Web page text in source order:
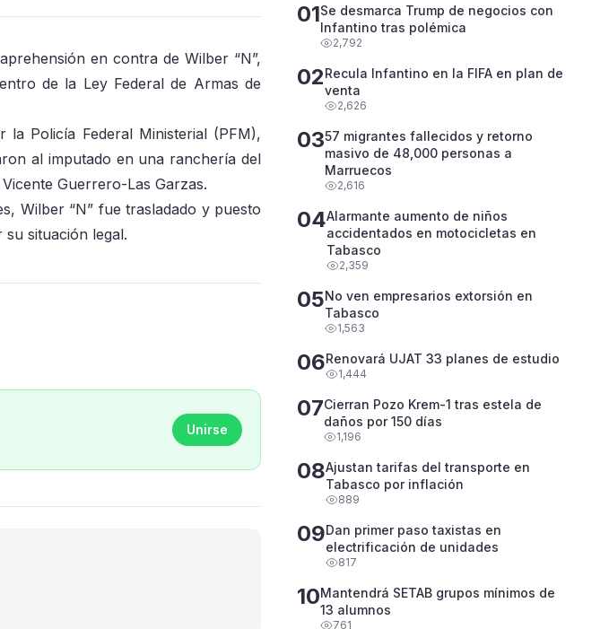
en contra de Wilber “N”,
de la Ley Federal de Armas de
Policía Federal Ministerial (PFM),
al imputado en una ranchería del
Guerrero-Las Garzas.
Wilber “N” fue trasladado y puesto
situación legal.
Unirse
01Se desmarca Trump de negocios con
Infantino tras polémica
2,792
02Recula Infantino en la FIFA en plan de
venta
2,626
0357 migrantes fallecidos y retorno
masivo de 48,000 personas a
Marruecos
2,616
04Alarmante aumento de niños
accidentados en motocicletas en
Tabasco
2,359
05No ven empresarios extorsión en
Tabasco
1,563
06Renovará UJAT 33 planes de estudio
1,444
07Cierran Pozo Krem-1 tras estela de
daños por 150 días
1,196
08Ajustan tarifas del transporte en
Tabasco por inflación
889
09Dan primer paso taxistas en
electrificación de unidades
817
10Mantendrá SETAB grupos mínimos de
13 alumnos
761